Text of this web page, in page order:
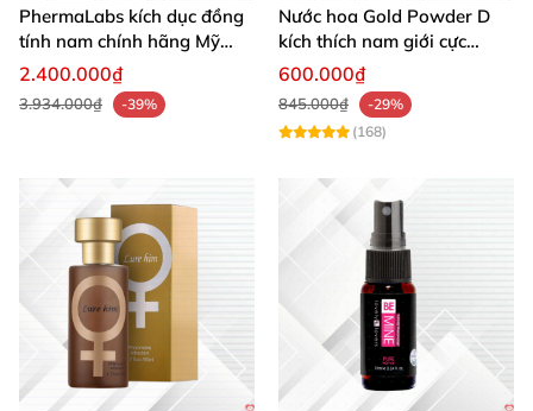
PhermaLabs kích dục đồng
tính nam chính hãng Mỹ
tăng hấp dẫn nhanh
2.400.000₫
3.934.000₫ -39%
Nước hoa Gold Powder D
kích thích nam giới cực
mạnh tăng cường ham
600.000₫
845.000₫
-29%
(168)